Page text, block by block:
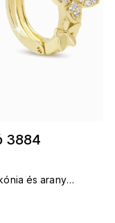
3884
és arany